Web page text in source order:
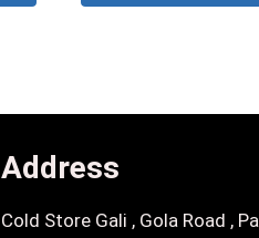
Address
Cold Store Gali , Gola Road ,